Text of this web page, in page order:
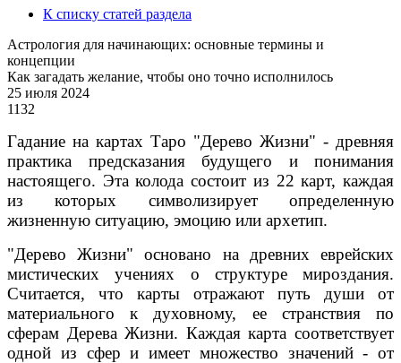
К списку статей раздела
Астрология для начинающих: основные термины и
концепции
Как загадать желание, чтобы оно точно исполнилось
25 июля 2024
1132
Гадание на картах Таро "Дерево Жизни" - древняя
практика предсказания будущего и понимания
настоящего. Эта колода состоит из 22 карт, каждая
из которых символизирует определенную
жизненную ситуацию, эмоцию или архетип.
"Дерево Жизни" основано на древних еврейских
мистических учениях о структуре мироздания.
Считается, что карты отражают путь души от
материального к духовному, ее странствия по
сферам Дерева Жизни. Каждая карта соответствует
одной из сфер и имеет множество значений - от